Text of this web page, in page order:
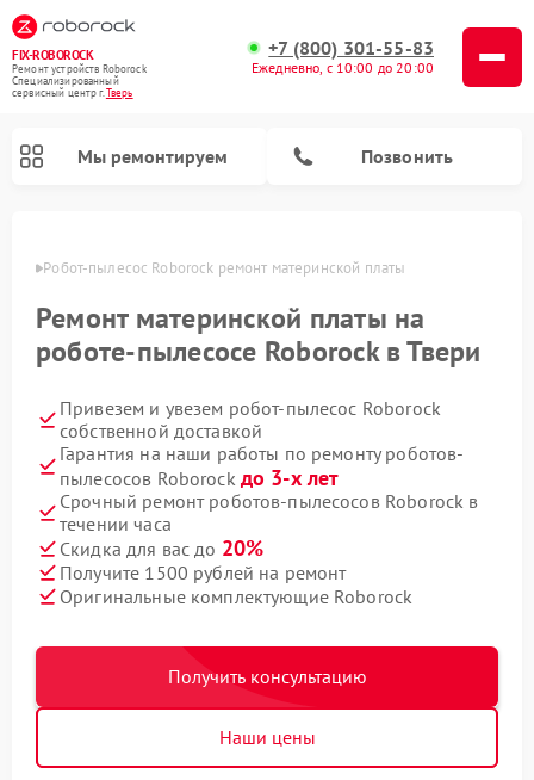
FIX-ROBOROCK
Ремонт устройств Roborock
Специализированный
cервисный центр г.Тверь
+7 (800) 301-55-83
Ежедневно, с 10:00 до 20:00
Мы ремонтируем Позвонить
Робот-пылесос Roborock ремонт материнской платы
Ремонт материнской платы на
роботе-пылесосе Roborock в Твери
Привезем и увезем робот-пылесос Roborock
собственной доставкой
Гарантия на наши работы по ремонту роботов-
пылесосов Roborock до 3-х лет
Срочный ремонт роботов-пылесосов Roborock в
течении часа
Скидка для вас до 20%
Получите 1500 рублей на ремонт
Оригинальные комплектующие Roborock
Получить консультацию
Наши цены